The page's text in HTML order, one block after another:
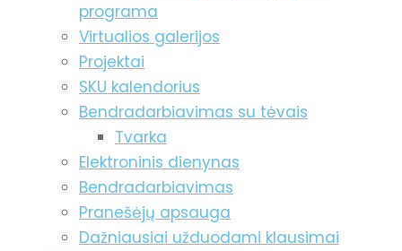
programa
Virtualios galerijos
Projektai
SKU kalendorius
Bendradarbiavimas su tėvais
Tvarka
Elektroninis dienynas
Bendradarbiavimas
Pranešėjų apsauga
Dažniausiai užduodami klausimai